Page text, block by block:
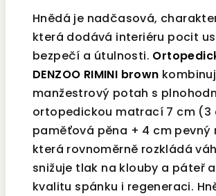
Hnědá je nadčasová,
která dodává interiéru pocit
bezpečí a útulnosti.
DENZOO RIMINI brown
manžestrový potah s
ortopedickou matrací 7 cm (3
paměťová pěna + 4 cm pevný
která rovnoměrně rozkládá
snižuje tlak na klouby a páteř
kvalitu spánku i regeneraci.